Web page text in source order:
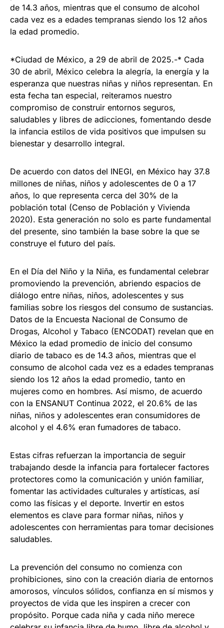
de 14.3 años, mientras que el consumo de alcohol
cada vez es a edades tempranas siendo los 12 años
la edad promedio.
*Ciudad de México, a 29 de abril de 2025.-* Cada
30 de abril, México celebra la alegría, la energía y la
esperanza que nuestras niñas y niños representan. En
esta fecha tan especial, reiteramos nuestro
compromiso de construir entornos seguros,
saludables y libres de adicciones, fomentando desde
la infancia estilos de vida positivos que impulsen su
bienestar y desarrollo integral.
De acuerdo con datos del INEGI, en México hay 37.8
millones de niñas, niños y adolescentes de 0 a 17
años, lo que representa cerca del 30% de la
población total (Censo de Población y Vivienda
2020). Esta generación no solo es parte fundamental
del presente, sino también la base sobre la que se
construye el futuro del país.
En el Día del Niño y la Niña, es fundamental celebrar
promoviendo la prevención, abriendo espacios de
diálogo entre niñas, niños, adolescentes y sus
familias sobre los riesgos del consumo de sustancias.
Datos de la Encuesta Nacional de Consumo de
Drogas, Alcohol y Tabaco (ENCODAT) revelan que en
México la edad promedio de inicio del consumo
diario de tabaco es de 14.3 años, mientras que el
consumo de alcohol cada vez es a edades tempranas
siendo los 12 años la edad promedio, tanto en
mujeres como en hombres. Así mismo, de acuerdo
con la ENSANUT Continua 2022, el 20.6% de las
niñas, niños y adolescentes eran consumidores de
alcohol y el 4.6% eran fumadores de tabaco.
Estas cifras refuerzan la importancia de seguir
trabajando desde la infancia para fortalecer factores
protectores como la comunicación y unión familiar,
fomentar las actividades culturales y artísticas, así
como las físicas y el deporte. Invertir en estos
elementos es clave para formar niñas, niños y
adolescentes con herramientas para tomar decisiones
saludables.
La prevención del consumo no comienza con
prohibiciones, sino con la creación diaria de entornos
amorosos, vínculos sólidos, confianza en sí mismos y
proyectos de vida que les inspiren a crecer con
propósito. Porque cada niña y cada niño merece